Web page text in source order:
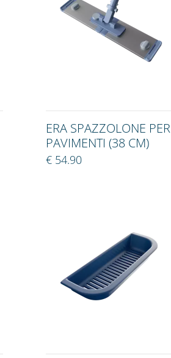
ERA SPAZZOLONE PER
PAVIMENTI (38 CM)
€ 54.90